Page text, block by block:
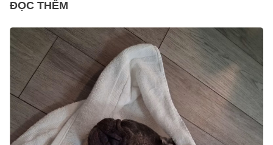
ĐỌC THÊM